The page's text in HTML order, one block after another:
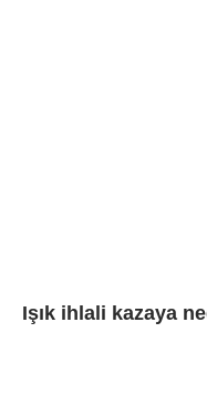
Işık ihlali kazaya